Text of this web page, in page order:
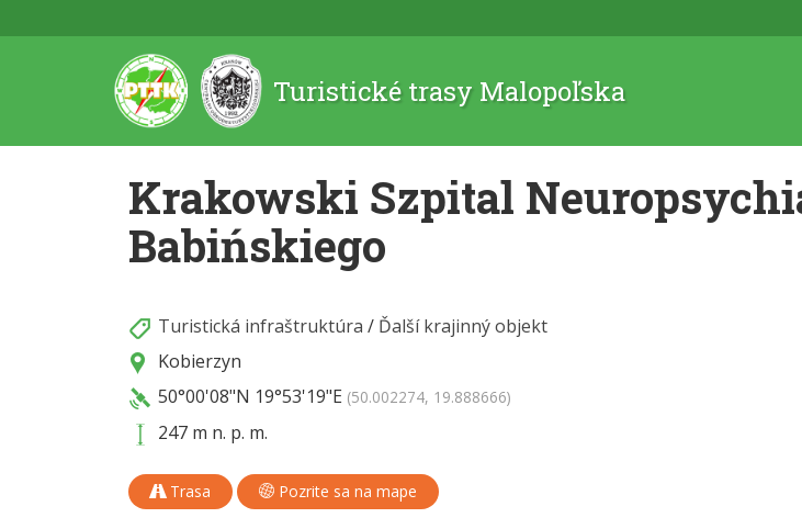
Turistické trasy Malopoľska
Krakowski Szpital
Babińskiego
Turistická infraštruktúra / Ďalší krajinný objekt
Kobierzyn
50°00'08"N 19°53'19"E (50.002274, 19.888666)
247 m n. p. m.
Trasa Pozrite sa na mape